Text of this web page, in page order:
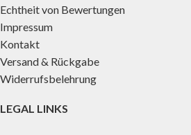
Echtheit von Bewertungen
Impressum
Kontakt
Versand & Rückgabe
Widerrufsbelehrung
LEGAL LINKS